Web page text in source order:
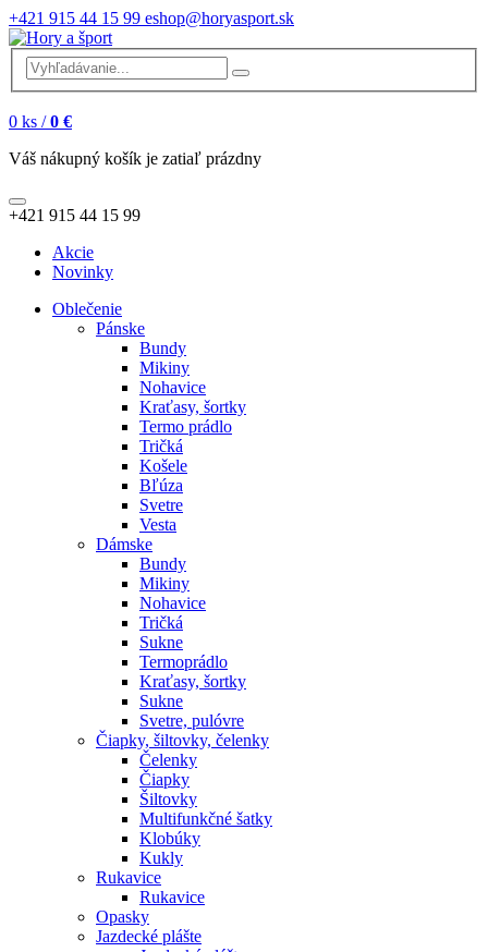
+421 915 44 15 99 eshop@horyasport.sk
0 ks / 0 €
Váš nákupný košík je zatiaľ prázdny
+421 915 44 15 99
Akcie
Novinky
Oblečenie
Pánske
Bundy
Mikiny
Nohavice
Kraťasy, šortky
Termo prádlo
Tričká
Košele
Bľúza
Svetre
Vesta
Dámske
Bundy
Mikiny
Nohavice
Tričká
Sukne
Termoprádlo
Kraťasy, šortky
Sukne
Svetre, pulóvre
Čiapky, šiltovky, čelenky
Čelenky
Čiapky
Šiltovky
Multifunkčné šatky
Klobúky
Kukly
Rukavice
Rukavice
Opasky
Jazdecké plášte